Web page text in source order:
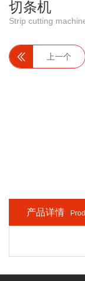
切条机
Strip cutting
上一个
产品详情